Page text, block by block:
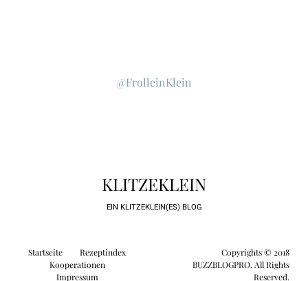
@FrolleinKlein
KLITZEKLEIN
EIN KLITZEKLEIN(ES) BLOG
Startseite
Rezeptindex
Kooperationen
Impressum
Copyrights © 2018
BUZZBLOGPRO. All Rights
Reserved.